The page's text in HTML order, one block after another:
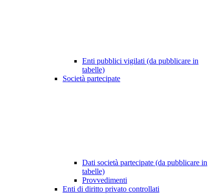
Enti pubblici vigilati (da pubblicare in
tabelle)
Società partecipate
Dati società partecipate (da pubblicare in
tabelle)
Provvedimenti
Enti di diritto privato controllati